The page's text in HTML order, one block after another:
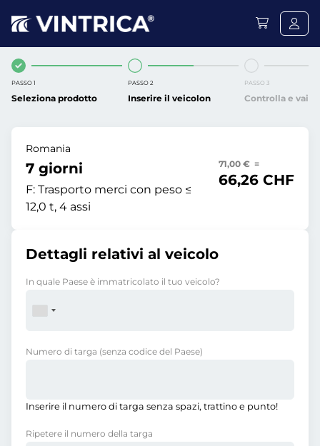
PASSO 1
Seleziona prodotto
PASSO 2
Inserire il veicolon
PASSO 3
Controlla e vai
Romania
7 giorni
F: Trasporto merci con peso ≤
12,0 t, 4 assi
71,00 € =
66,26 CHF
Dettagli relativi al veicolo
In quale Paese è immatricolato il tuo veicolo?
Numero di targa (senza codice del Paese)
Inserire il numero di targa senza spazi, trattino e punto!
Ripetere il numero della targa